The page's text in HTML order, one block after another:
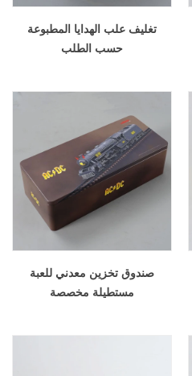
تغليف علب الهدايا المطبوعة
حسب الطلب
صندوق تخزين معدني للعبة
مستطيلة مخصصة